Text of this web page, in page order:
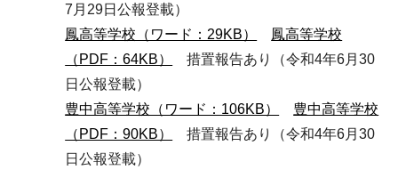
7月29日公報登載）
鳳高等学校（ワード：29KB）
鳳高等学校
（PDF：64KB）
措置報告あり（令和4年6月30
日公報登載）
豊中高等学校（ワード：106KB）
豊中高等学校
（PDF：90KB）
措置報告あり（令和4年6月30
日公報登載）